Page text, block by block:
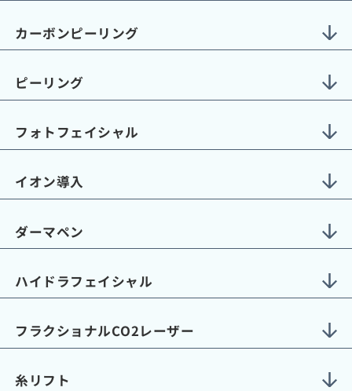
カーボンピーリング
ピーリング
フォトフェイシャル
イオン導入
ダーマペン
ハイドラフェイシャル
フラクショナルCO2レーザー
糸リフト